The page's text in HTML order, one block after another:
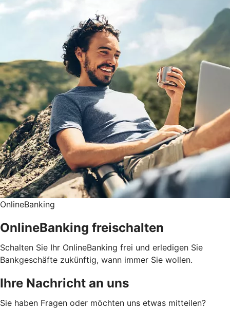
OnlineBanking
OnlineBanking freischalten
Schalten Sie Ihr OnlineBanking frei und erledigen Sie
Bankgeschäfte zukünftig, wann immer Sie wollen.
Ihre Nachricht an uns
Sie haben Fragen oder möchten uns etwas mitteilen?